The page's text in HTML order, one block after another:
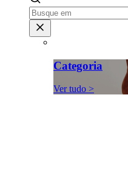
Categoria
Ver tudo >